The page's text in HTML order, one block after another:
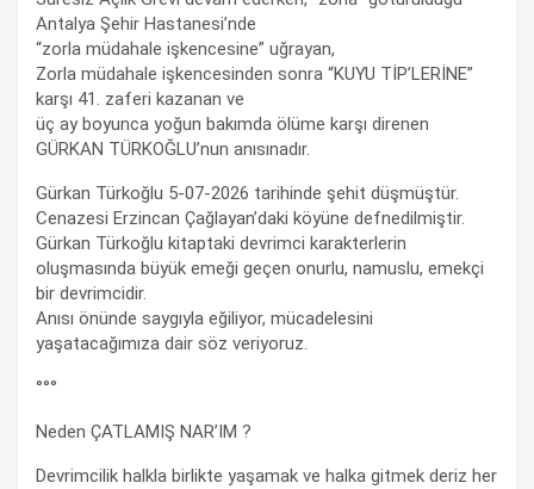
Antalya Şehir Hastanesi’nde
“zorla müdahale işkencesine” uğrayan,
Zorla müdahale işkencesinden sonra “KUYU TİP’LERİNE”
karşı 41. zaferi kazanan ve
üç ay boyunca yoğun bakımda ölüme karşı direnen
GÜRKAN TÜRKOĞLU’nun anısınadır.
Gürkan Türkoğlu 5-07-2026 tarihinde şehit düşmüştür.
Cenazesi Erzincan Çağlayan’daki köyüne defnedilmiştir.
Gürkan Türkoğlu kitaptaki devrimci karakterlerin
oluşmasında büyük emeği geçen onurlu, namuslu, emekçi
bir devrimcidir.
Anısı önünde saygıyla eğiliyor, mücadelesini
yaşatacağımıza dair söz veriyoruz.
°°°
Neden ÇATLAMIŞ NAR’IM ?
Devrimcilik halkla birlikte yaşamak ve halka gitmek deriz her